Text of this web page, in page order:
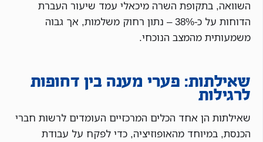
השוואה, בתקופת השרה מיכאלי עמד שיעור העברת
הדוחות על כ-38% – נתון רחוק משלמות, אך גבוה
משמעותית מהמצב הנוכחי.
שאילתות: פערי מענה בין דחופות
לרגילות
שאילתות הן אחד הכלים המרכזיים העומדים לרשות חברי
הכנסת, במיוחד מהאופוזיציה, כדי לפקח על עבודת